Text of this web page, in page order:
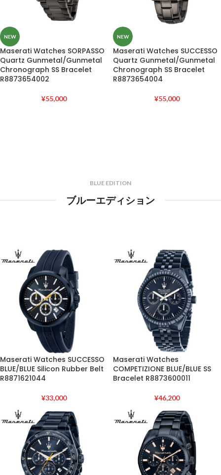
NEW
Maserati Watches SORPASSO
Quartz Gunmetal/Gunmetal
Chronograph SS Bracelet
R8873654002
¥55,000
NEW
Maserati Watches SUCCESSO
Quartz Gunmetal/Gunmetal
Chronograph SS Bracelet
R8873654004
¥55,000
BLUE EDITION
ブルーエディション
Maserati Watches SUCCESSO
BLUE/BLUE Silicon Rubber Belt
R8871621044
¥33,000
Maserati Watches
COMPETIZIONE BLUE/BLUE SS
Bracelet R8873600011
¥46,200